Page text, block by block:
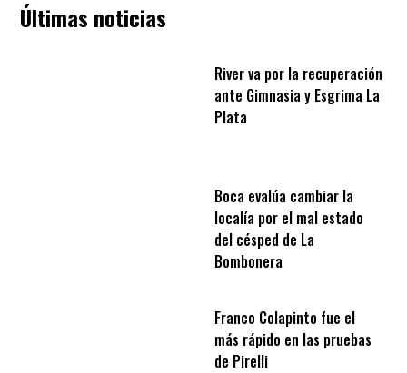
Últimas noticias
River va por la recuperación
ante Gimnasia y Esgrima La
Plata
Boca evalúa cambiar la
localía por el mal estado
del césped de La
Bombonera
Franco Colapinto fue el
más rápido en las pruebas
de Pirelli